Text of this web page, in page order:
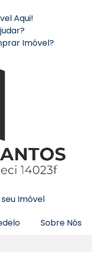
Aqui!
Imóvel?
Imóvel
Sobre Nós